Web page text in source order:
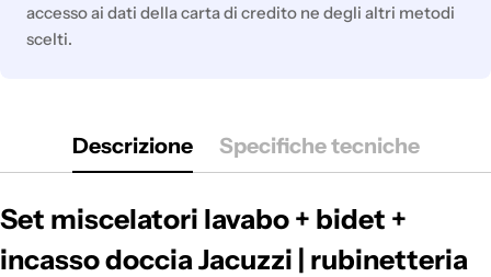
accesso ai dati della carta di credito ne degli altri metodi
scelti.
Descrizione Specifiche tecniche
Set miscelatori lavabo + bidet +
incasso doccia Jacuzzi | rubinetteria